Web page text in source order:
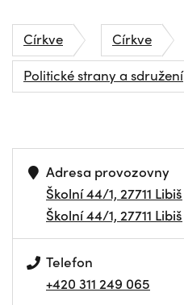
Církve Církve
Politické strany a sdružení
Adresa provozovny
Školní 44/1, 27711 Libiš
Školní 44/1, 27711 Libiš
Telefon
+420 311 249 065